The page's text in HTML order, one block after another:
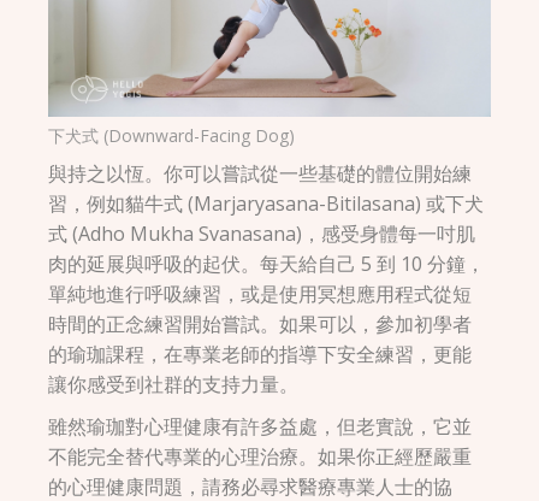
下犬式 (Downward-Facing Dog)
與持之以恆。你可以嘗試從一些基礎的體位開始練
習，例如貓牛式 (Marjaryasana-Bitilasana) 或下犬
式 (Adho Mukha Svanasana)，感受身體每一吋肌
肉的延展與呼吸的起伏。每天給自己 5 到 10 分鐘，
單純地進行呼吸練習，或是使用冥想應用程式從短
時間的正念練習開始嘗試。如果可以，參加初學者
的瑜珈課程，在專業老師的指導下安全練習，更能
讓你感受到社群的支持力量。
雖然瑜珈對心理健康有許多益處，但老實說，它並
不能完全替代專業的心理治療。如果你正經歷嚴重
的心理健康問題，請務必尋求醫療專業人士的協